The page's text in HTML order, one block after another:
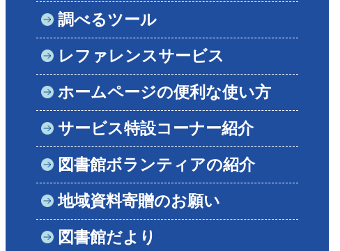
調べるツール
レファレンスサービス
ホームページの便利な使い方
サービス特設コーナー紹介
図書館ボランティアの紹介
地域資料寄贈のお願い
図書館だより